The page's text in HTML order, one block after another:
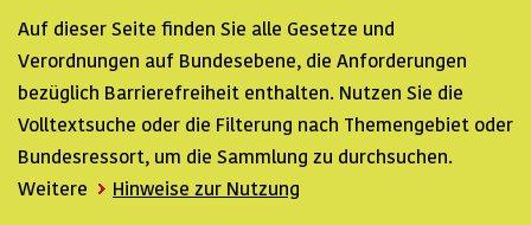
Auf dieser Seite finden Sie alle Gesetze und
Verordnungen auf Bundesebene, die Anforderungen
bezüglich Barrierefreiheit enthalten. Nutzen Sie die
Volltextsuche oder die Filterung nach Themengebiet oder
Bundesressort, um die Sammlung zu durchsuchen.
Weitere
Hinweise zur Nutzung